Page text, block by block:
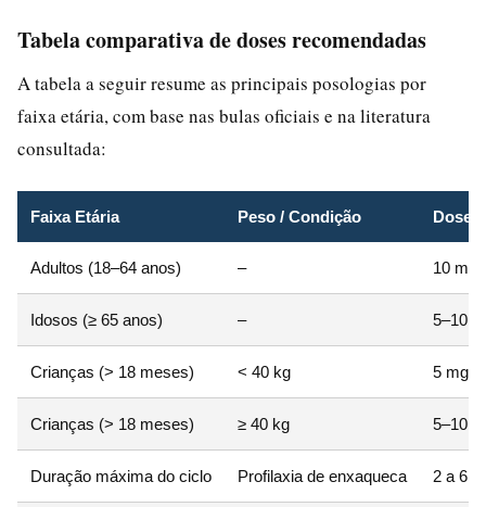
Tabela comparativa de doses recomendadas
A tabela a seguir resume as principais posologias por
faixa etária, com base nas bulas oficiais e na literatura
consultada:
Faixa Etária Peso / Condição Dose
Adultos (18–64 anos) – 10 mg
Idosos (≥ 65 anos) – 5–10
Crianças (> 18 meses) < 40 kg 5 mg à
Crianças (> 18 meses) ≥ 40 kg 5–10
Duração máxima do ciclo Profilaxia de enxaqueca 2 a 6